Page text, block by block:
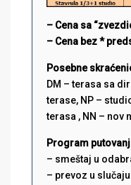
– Cena sa
– Cena bez *
Posebne
DM – terasa sa
terase, NP –
terasa , NN – nov
Program
– smeštaj u
– prevoz u